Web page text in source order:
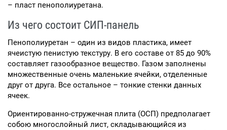
– пласт пенополиуретана.
Из чего состоит СИП-панель
Пенополиуретан – один из видов пластика, имеет
ячеистую пенистую текстуру. В его составе от 85 до 90%
составляет газообразное вещество. Газом заполнены
множественные очень маленькие ячейки, отделенные
друг от друга. Все остальное – тонкие стенки данных
ячеек.
Ориентированно-стружечная плита (ОСП) предполагает
собою многослойный лист, складывающийся из